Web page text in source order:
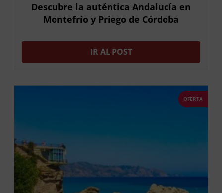
Descubre la auténtica Andalucía en
Montefrío y Priego de Córdoba
IR AL POST
OFERTA